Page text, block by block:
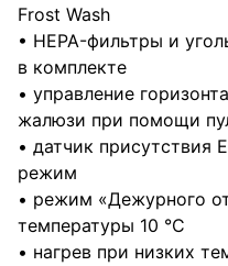
Frost Wash
• HEPA-фильтры и
в комплекте
• управление
жалюзи при помощи
• датчик присутствия
режим
• режим «Дежурного
температуры 10 °C
• нагрев при низких